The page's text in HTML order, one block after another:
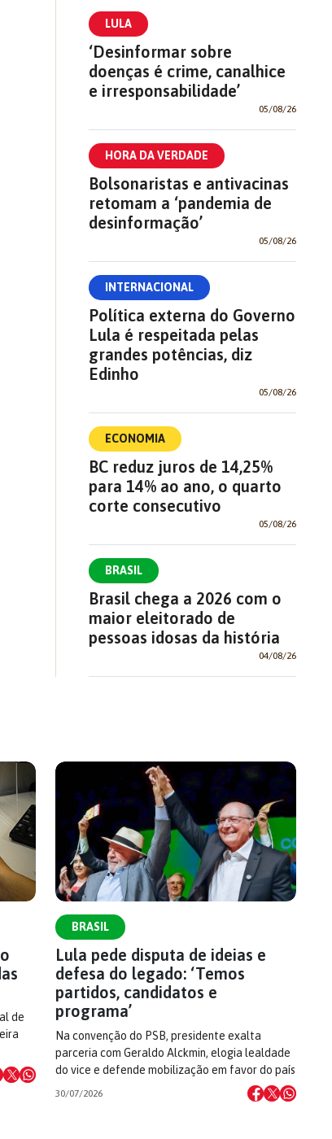
LULA
‘Desinformar sobre
doenças é crime, canalhice
e irresponsabilidade’
05/08/26
HORA DA VERDADE
Bolsonaristas e antivacinas
retomam a ‘pandemia de
desinformação’
05/08/26
INTERNACIONAL
Política externa do Governo
Lula é respeitada pelas
grandes potências, diz
Edinho
05/08/26
ECONOMIA
BC reduz juros de 14,25%
para 14% ao ano, o quarto
corte consecutivo
05/08/26
BRASIL
Brasil chega a 2026 com o
maior eleitorado de
pessoas idosas da história
04/08/26
de
BRASIL
Lula pede disputa de ideias e
defesa do legado: ‘Temos
partidos, candidatos e
programa’
Na convenção do PSB, presidente exalta
parceria com Geraldo Alckmin, elogia lealdade
do vice e defende mobilização em favor do país
30/07/2026